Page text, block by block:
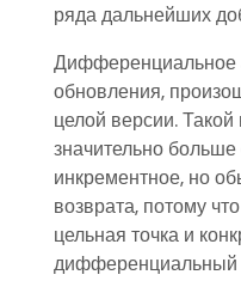
ряда дальнейших
Дифференциальное
обновления,
целой версии. Такой
значительно
инкрементное, но
возврата, потому
цельная точка и
дифференциальный